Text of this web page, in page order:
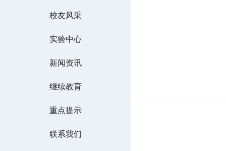
校友风采
实验中心
新闻资讯
继续教育
重点提示
联系我们